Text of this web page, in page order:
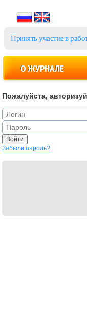
Принять участие в
Пожалуйста,
Забыли пароль?